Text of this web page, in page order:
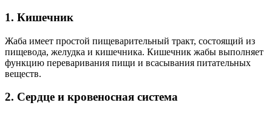
1. Кишечник
Жаба имеет простой пищеварительный тракт, состоящий из
пищевода, желудка и кишечника. Кишечник жабы выполняет
функцию переваривания пищи и всасывания питательных
веществ.
2. Сердце и кровеносная система